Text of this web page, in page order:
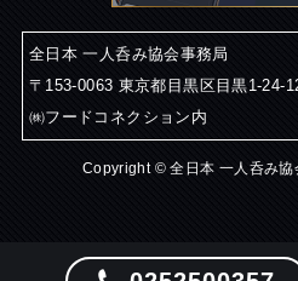
全日本 一人呑み協会事務局
〒153-0063 東京都目黒区目黒1-24-
㈱フードコネクション内
Copyright © 全日本 一人呑み